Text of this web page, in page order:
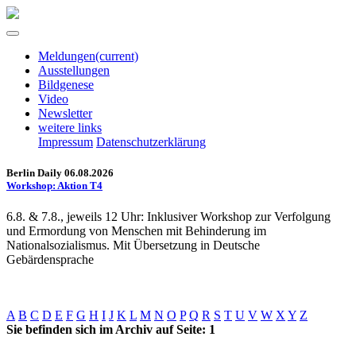
Meldungen(current)
Ausstellungen
Bildgenese
Video
Newsletter
weitere links
Impressum Datenschutzerklärung
Berlin Daily 06.08.2026
Workshop: Aktion T4
6.8. & 7.8., jeweils 12 Uhr: Inklusiver Workshop zur Verfolgung
und Ermordung von Menschen mit Behinderung im
Nationalsozialismus. Mit Übersetzung in Deutsche
Gebärdensprache
A B C D E F G H I J K L M N O P Q R S T U V W X Y Z
Sie befinden sich im Archiv auf Seite: 1